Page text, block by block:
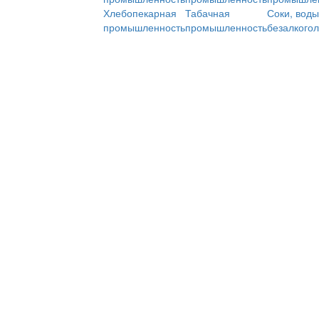
Хлебопекарная
промышленность
Табачная
промышленность
Соки,